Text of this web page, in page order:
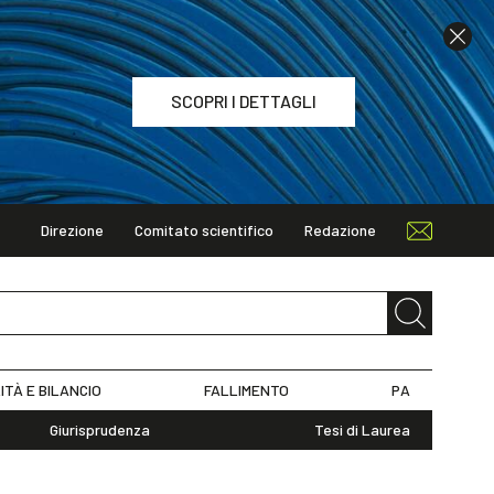
SCOPRI I DETTAGLI
Direzione Comitato scientifico Redazione
E BILANCIO FALLIMENTO PA
Giurisprudenza Tesi di Laurea